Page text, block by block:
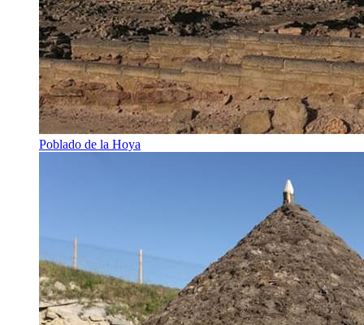
Poblado de la Hoya